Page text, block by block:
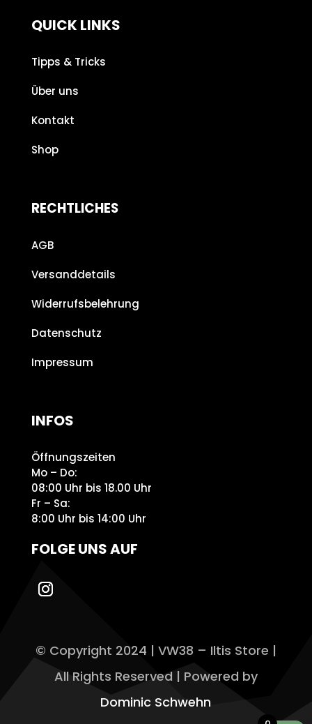
QUICK LINKS
Tipps & Tricks
Über uns
Kontakt
Shop
RECHTLICHES
AGB
Versanddetails
Widerrufsbelehrung
Datenschutz
Impressum
INFOS
Öffnungszeiten
Mo – Do:
08:00 Uhr bis 18.00 Uhr
Fr – Sa:
8:00 Uhr bis 14:00 Uhr
FOLGE UNS AUF
© Copyright 2024 | VW38 – Iltis Store |
All Rights Reserved | Powered by
Dominic Schwehn